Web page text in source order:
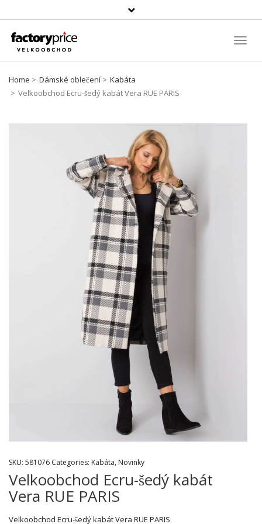
Vyhledávání
Home Dámské oblečení
Kabáta
Velkoobchod Ecru-šedý kabát Vera RUE PARIS
SKU: 581076 Categories: Kabáta, Novinky
Velkoobchod Ecru-šedý kabát
Vera RUE PARIS
Velkoobchod Ecru-šedý kabát Vera RUE PARIS